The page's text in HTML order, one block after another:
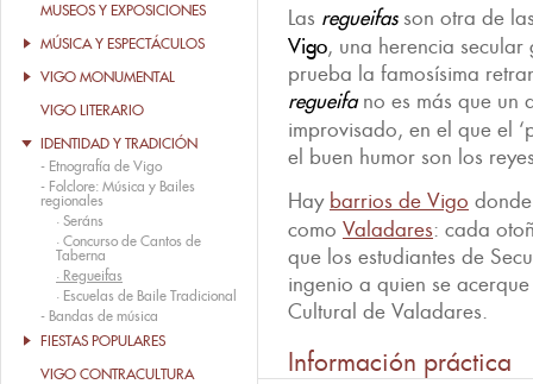
MUSEOS Y EXPOSICIONES
MÚSICA Y ESPECTÁCULOS
VIGO MONUMENTAL
VIGO LITERARIO
IDENTIDAD Y TRADICIÓN
- Etnografía de Vigo
- Folclore: Música y Bailes
regionales
· Seráns
· Concurso de Cantos de
Taberna
· Regueifas
· Escuelas de Baile Tradicional
- Bandas de música
FIESTAS POPULARES
VIGO CONTRACULTURA
Las regueifasson otra de
Vigo, una herencia
prueba la famosísima
regueifano es más que un
improvisado, en el que el
el buen humor son los
Hay barrios de Vigo
como Valadares: cada
que los estudiantes de
ingenio a quien se
Cultural de Valadares.
Información práctica